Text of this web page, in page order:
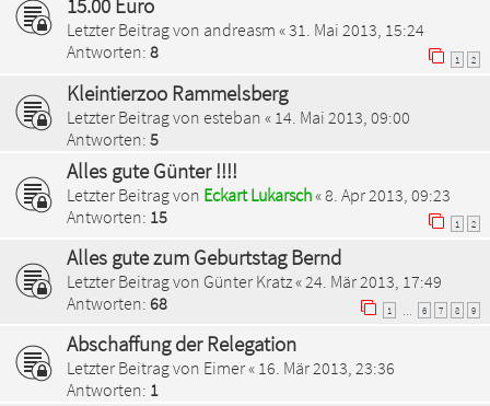
15.00 Euro
Letzter Beitrag von andreasm «31. Mai 2013, 15:24
Antworten: 8 1 2
Kleintierzoo Rammelsberg
Letzter Beitrag von esteban « 14. Mai 2013, 09:00
Antworten: 5
Alles gute Günter !!!!
Letzter Beitrag von Eckart Lukarsch«8. Apr 2013, 09:23
Antworten: 15 1 2
Alles gute zum Geburtstag Bernd
Letzter Beitrag von Günter Kratz« 24. Mär 2013, 17:49
Antworten: 68 1 6 7 8 9
Abschaffung der Relegation
Letzter Beitrag von Eimer« 16. Mär 2013, 23:36
Antworten: 1